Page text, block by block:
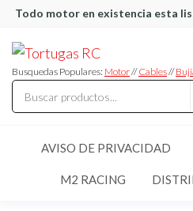
Saltar
contenido
Todo motor en existencia esta
RC
articulos
de RC
Busquedas Populares: Motor//Cables//
AVISO DE PRIVACIDAD
M2 RACING